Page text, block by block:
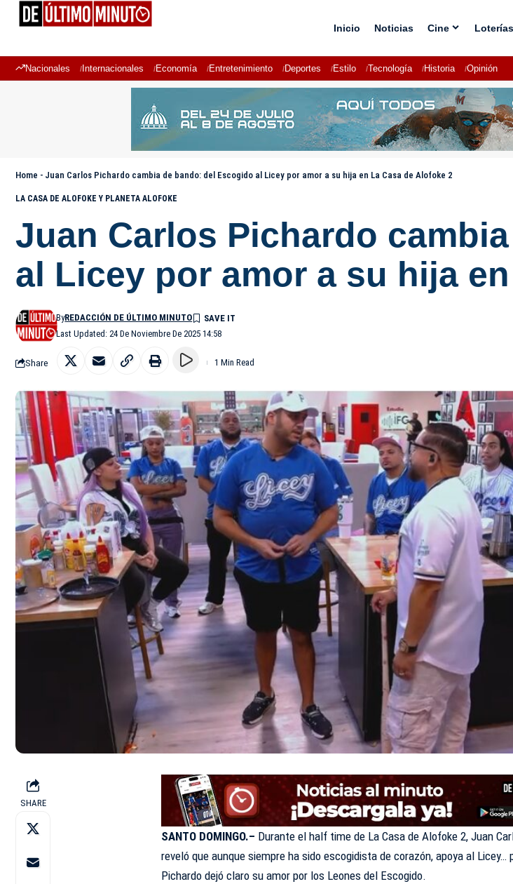
Inicio Noticias Cine Loterías
Nacionales Internacionales Economía Entretenimiento Deportes Estilo Tecnología Historia Opinión
Home - Juan Carlos Pichardo cambia de bando: del Escogido al Licey por amor a su hija en La Casa de Alofoke 2
LA CASA DE ALOFOKE Y PLANETA ALOFOKE
Juan Carlos Pichardo
al Licey por amor a su hija
Last Updated: 24 De Noviembre De 2025 14:58
ByREDACCIÓN DE ÚLTIMO MINUTO
Share 1 Min Read
SHARE
SANTO DOMINGO.– Durante el half time de La Casa de Alofoke 2, Juan
reveló que aunque siempre ha sido escogidista de corazón, apoya al Licey…
Pichardo dejó claro su amor por los Leones del Escogido.